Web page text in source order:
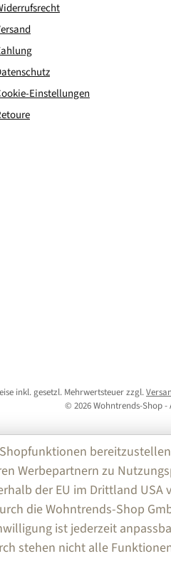
Einstellungen
inkl. gesetzl. Mehrwertsteuer zzgl.
© 2026 Wohntrends-Shop
Werbepartnern zu
der EU im Drittland USA
die Wohntrends-Shop
ist jederzeit
stehen nicht alle